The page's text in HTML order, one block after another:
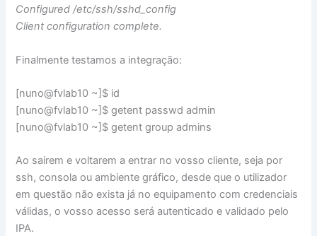
Configured /etc/ssh/sshd_config
Client configuration complete.
Finalmente testamos a integração:
[nuno@fvlab10 ~]$ id
​[nuno@fvlab10 ~]$ getent passwd admin
​[nuno@fvlab10 ~]$ getent group admins
Ao sairem e voltarem a entrar no vosso cliente, seja por
ssh, consola ou ambiente gráfico, desde que o utilizador
em questão não exista já no equipamento com credenciais
válidas, o vosso acesso será autenticado e validado pelo
IPA.